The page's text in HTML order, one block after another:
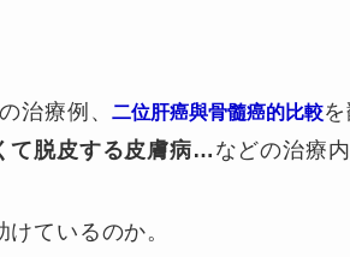
の治療例、二位肝癌與骨髓癌的比較
て脱皮する皮膚病… などの治療内
ているのか。